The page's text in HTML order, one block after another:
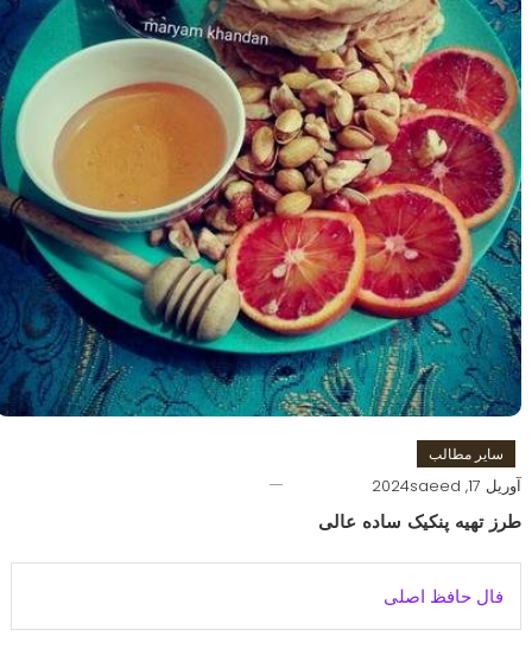
سایر مطالب
آوریل 17, 2024 saeed
طرز تهیه پنکیک ساده عالی
فال حافظ اصلی